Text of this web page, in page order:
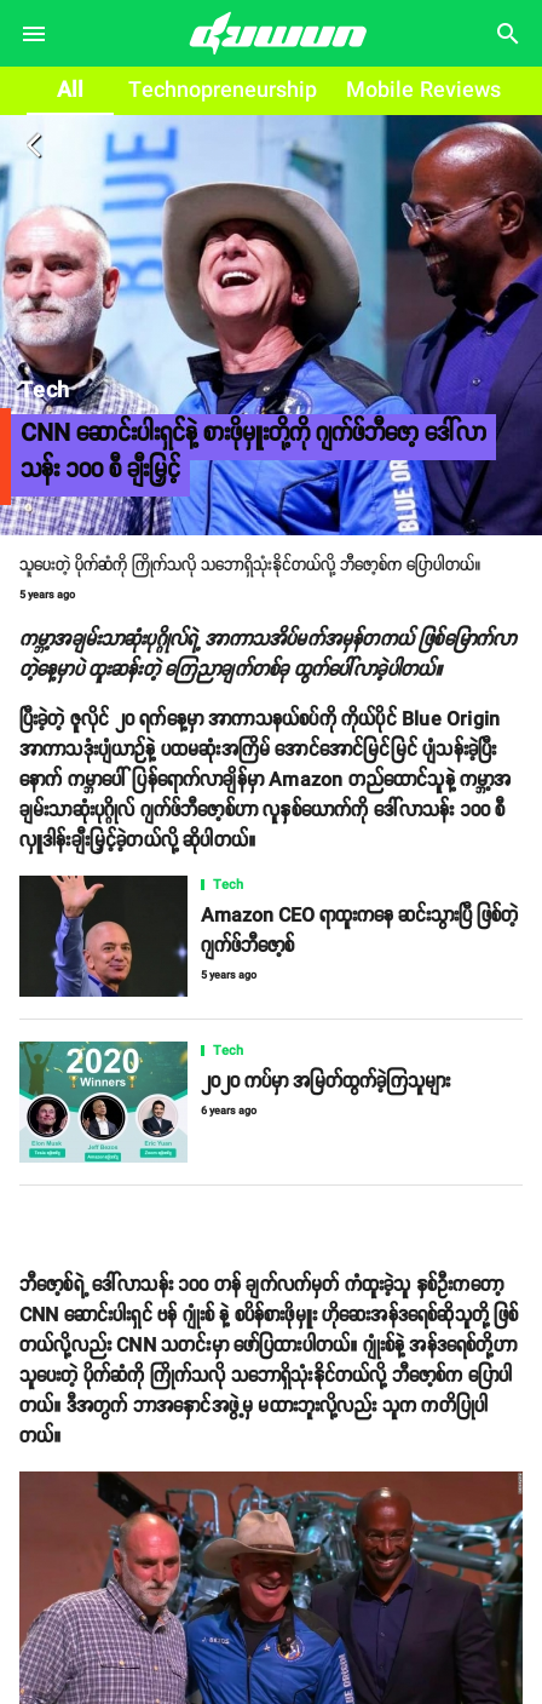
search
All Technopreneurship Mobile Reviews
arrow_back_ios
Tech
CNN ဆောင်းပါးရှင်နဲ့ စားဖိုမှူးတို့ကို ဂျက်ဖ်ဘီဇော့ ဒေါ်လာ
သန်း ၁၀၀ စီ ချီးမြှင့်
သူပေးတဲ့ ပိုက်ဆံကို ကြိုက်သလို သဘောရှိသုံးနိုင်တယ်လို့ ဘီဇော့စ်က ပြောပါတယ်။
5 years ago
ကမ္ဘာ့အချမ်းသာဆုံးပုဂ္ဂိုလ်ရဲ့ အာကာသအိပ်မက်အမှန်တကယ် ဖြစ်မြောက်လာ
တဲ့နေ့မှာပဲ ထူးဆန်းတဲ့ ကြေညာချက်တစ်ခု ထွက်ပေါ်လာခဲ့ပါတယ်။
ပြီးခဲ့တဲ့ ဇူလိုင် ၂၀ ရက်နေ့မှာ အာကာသနယ်စပ်ကို ကိုယ်ပိုင် Blue Origin
အာကာသဒုံးပျံယာဉ်နဲ့ ပထမဆုံးအကြိမ် အောင်အောင်မြင်မြင် ပျံသန်းခဲ့ပြီး
နောက် ကမ္ဘာပေါ် ပြန်ရောက်လာချိန်မှာ Amazon တည်ထောင်သူနဲ့ ကမ္ဘာ့အ
ချမ်းသာဆုံးပုဂ္ဂိုလ် ဂျက်ဖ်ဘီဇော့စ်ဟာ လူနှစ်ယောက်ကို ဒေါ်လာသန်း ၁၀၀ စီ
လှူဒါန်းချီးမြှင့်ခဲ့တယ်လို့ ဆိုပါတယ်။
Tech
Amazon CEO ရာထူးကနေ ဆင်းသွားပြီ ဖြစ်တဲ့
ဂျက်ဖ်ဘီဇော့စ်
5 years ago
Tech
၂၀၂၀ ကပ်မှာ အမြတ်ထွက်ခဲ့ကြသူများ
6 years ago
ဘီဇော့စ်ရဲ့ ဒေါ်လာသန်း ၁၀၀ တန် ချက်လက်မှတ် ကံထူးခဲ့သူ နှစ်ဦးကတော့
CNN ဆောင်းပါးရှင် ဗန် ဂျုံးစ် နဲ့ စပိန်စားဖိုမှူး ဟိုဆေးအန်ဒရေစ်ဆိုသူတို့ ဖြစ်
တယ်လို့လည်း CNN သတင်းမှာ ဖော်ပြထားပါတယ်။ ဂျုံးစ်နဲ့ အန်ဒရေစ်တို့ဟာ
သူပေးတဲ့ ပိုက်ဆံကို ကြိုက်သလို သဘောရှိသုံးနိုင်တယ်လို့ ဘီဇော့စ်က ပြောပါ
တယ်။ ဒီအတွက် ဘာအနှောင်အဖွဲ့မှ မထားဘူးလို့လည်း သူက ကတိပြုပါ
တယ်။